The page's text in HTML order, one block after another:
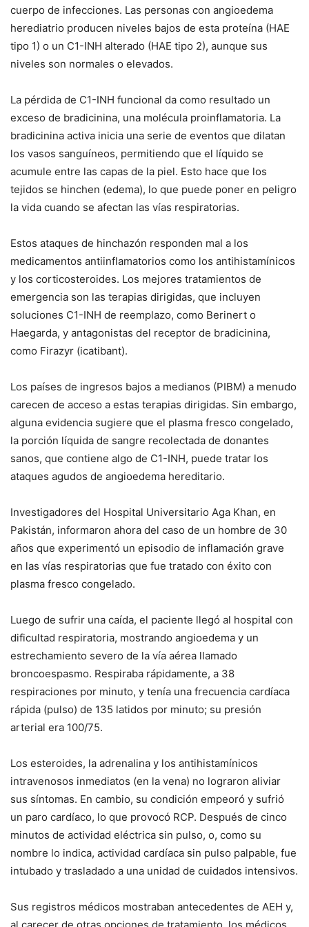
cuerpo de infecciones. Las personas con angioedema
herediatrio producen niveles bajos de esta proteína (HAE
tipo 1) o un C1-INH alterado (HAE tipo 2), aunque sus
niveles son normales o elevados.
La pérdida de C1-INH funcional da como resultado un
exceso de bradicinina, una molécula proinflamatoria. La
bradicinina activa inicia una serie de eventos que dilatan
los vasos sanguíneos, permitiendo que el líquido se
acumule entre las capas de la piel. Esto hace que los
tejidos se hinchen (edema), lo que puede poner en peligro
la vida cuando se afectan las vías respiratorias.
Estos ataques de hinchazón responden mal a los
medicamentos antiinflamatorios como los antihistamínicos
y los corticosteroides. Los mejores tratamientos de
emergencia son las terapias dirigidas, que incluyen
soluciones C1-INH de reemplazo, como Berinert o
Haegarda, y antagonistas del receptor de bradicinina,
como Firazyr (icatibant).
Los países de ingresos bajos a medianos (PIBM) a menudo
carecen de acceso a estas terapias dirigidas. Sin embargo,
alguna evidencia sugiere que el plasma fresco congelado,
la porción líquida de sangre recolectada de donantes
sanos, que contiene algo de C1-INH, puede tratar los
ataques agudos de angioedema hereditario.
Investigadores del Hospital Universitario Aga Khan, en
Pakistán, informaron ahora del caso de un hombre de 30
años que experimentó un episodio de inflamación grave
en las vías respiratorias que fue tratado con éxito con
plasma fresco congelado.
Luego de sufrir una caída, el paciente llegó al hospital con
dificultad respiratoria, mostrando angioedema y un
estrechamiento severo de la vía aérea llamado
broncoespasmo. Respiraba rápidamente, a 38
respiraciones por minuto, y tenía una frecuencia cardíaca
rápida (pulso) de 135 latidos por minuto; su presión
arterial era 100/75.
Los esteroides, la adrenalina y los antihistamínicos
intravenosos inmediatos (en la vena) no lograron aliviar
sus síntomas. En cambio, su condición empeoró y sufrió
un paro cardíaco, lo que provocó RCP. Después de cinco
minutos de actividad eléctrica sin pulso, o, como su
nombre lo indica, actividad cardíaca sin pulso palpable, fue
intubado y trasladado a una unidad de cuidados intensivos.
Sus registros médicos mostraban antecedentes de AEH y,